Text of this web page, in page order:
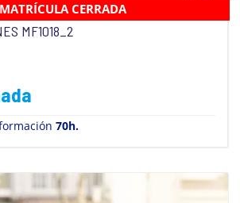
LA ATENCIÓN SOCIOSANITARIA
MF1018_2
70h.
MATRÍCULA CERRADA